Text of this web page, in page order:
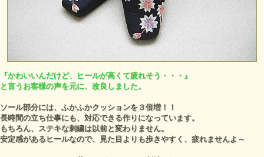
『かわいいんだけど、ヒールが高くて疲れそう・・・』
と言うお客様の声を元に、改良しました。
ソール部分には、ふかふかクッションを３倍増！！
長時間の立ち仕事にも、対応できる作りになっています。
もちろん、ステキな刺繍は以前と変わりません。
安定感があるヒールなので、見た目よりも歩きやすく、疲れませんよ～